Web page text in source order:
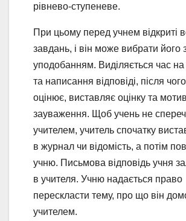
рівнево-ступеневе.
При цьому перед учнем відкриті
завдань, і він може вибрати його
уподобанням. Виділяється час на
та написання відповіді, після
оцінює, виставляє оцінку та
зауваження. Щоб учень не
учителем, учитель спочатку
в журнал чи відомість, а потім
учню. Письмова відповідь учня
в учителя. Учню надається право
перескласти тему, про що він
учителем.